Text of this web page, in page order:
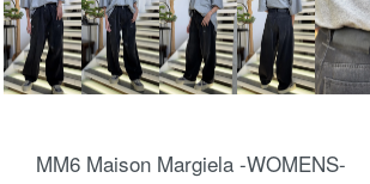
MM6 Maison Margiela -WOMENS-